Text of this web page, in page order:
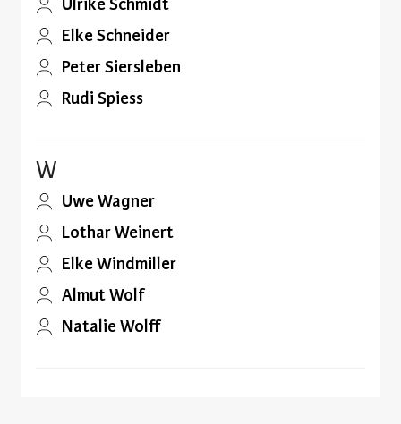
Ulrike Schmidt
Elke Schneider
Peter Siersleben
Rudi Spiess
W
Uwe Wagner
Lothar Weinert
Elke Windmiller
Almut Wolf
Natalie Wolff